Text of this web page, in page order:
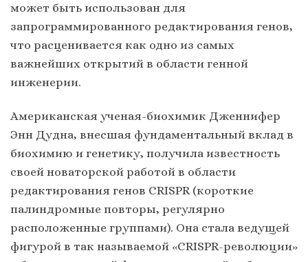
может быть использован для
запрограммированного редактирования генов,
что расценивается как одно из самых
важнейших открытий в области генной
инженерии.
Американская ученая-биохимик Дженнифер
Энн Дудна, внесшая фундаментальный вклад в
биохимию и генетику, получила известность
своей новаторской работой в области
редактирования генов CRISPR (короткие
палиндромные повторы, регулярно
расположенные группами). Она стала ведущей
фигурой в так называемой «CRISPR-революции»